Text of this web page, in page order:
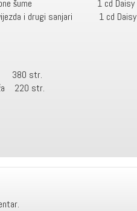
šume 1 cd Daisy
i drugi sanjari 1 cd Daisy
380 str.
220 str.